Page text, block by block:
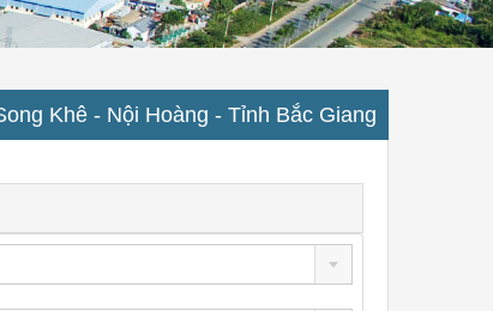
Khê - Nội Hoàng - Tỉnh Bắc Giang